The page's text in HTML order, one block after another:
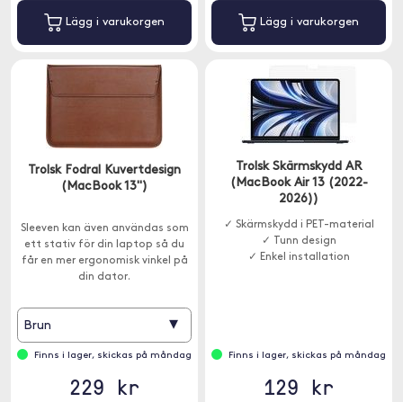
Lägg i varukorgen Lägg i varukorgen
Trolsk Fodral Kuvertdesign
(MacBook 13")
Sleeven kan även användas som
ett stativ för din laptop så du
får en mer ergonomisk vinkel på
din dator.
Brun ▾
Finns i lager, skickas på måndag
229 kr
Trolsk Skärmskydd AR
(MacBook Air 13 (2022-
2026))
✓ Skärmskydd i PET-material
✓ Tunn design
✓ Enkel installation
Finns i lager, skickas på måndag
129 kr